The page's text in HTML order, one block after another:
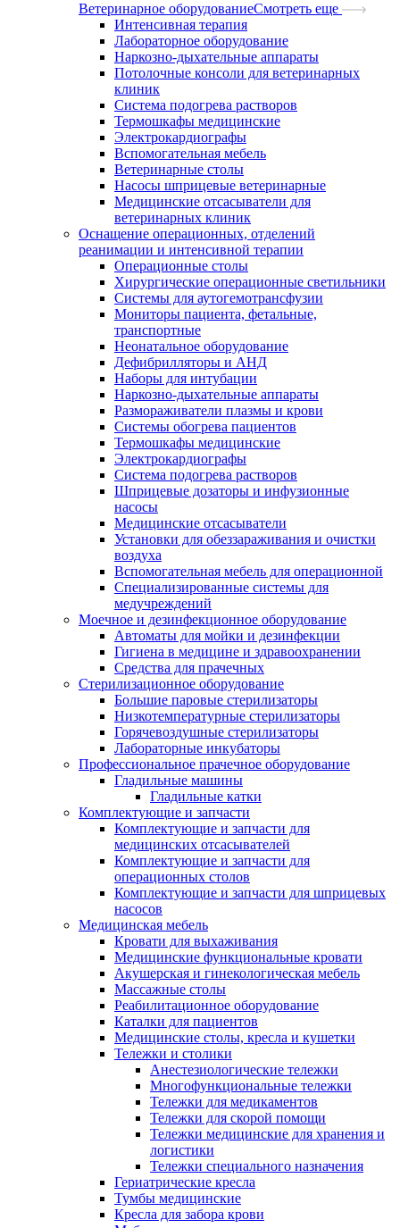
Ветеринарное оборудованиеСмотреть еще
Интенсивная терапия
Лабораторное оборудование
Наркозно-дыхательные аппараты
Потолочные консоли для ветеринарных
клиник
Система подогрева растворов
Термошкафы медицинские
Электрокардиографы
Вспомогательная мебель
Ветеринарные столы
Насосы шприцевые ветеринарные
Медицинские отсасыватели для
ветеринарных клиник
Оснащение операционных, отделений
реанимации и интенсивной терапии
Операционные столы
Хирургические операционные светильники
Системы для аутогемотрансфузии
Мониторы пациента, фетальные,
транспортные
Неонатальное оборудование
Дефибрилляторы и АНД
Наборы для интубации
Наркозно-дыхательные аппараты
Размораживатели плазмы и крови
Системы обогрева пациентов
Термошкафы медицинские
Электрокардиографы
Cистема подогрева растворов
Шприцевые дозаторы и инфузионные
насосы
Медицинские отсасыватели
Установки для обеззараживания и очистки
воздуха
Вспомогательная мебель для операционной
Специализированные системы для
медучреждений
Моечное и дезинфекционное оборудование
Автоматы для мойки и дезинфекции
Гигиена в медицине и здравоохранении
Средства для прачечных
Стерилизационное оборудование
Большие паровые стерилизаторы
Низкотемпературные стерилизаторы
Горячевоздушные стерилизаторы
Лабораторные инкубаторы
Профессиональное прачечное оборудование
Гладильные машины
Гладильные катки
Комплектующие и запчасти
Комплектующие и запчасти для
медицинских отсасывателей
Комплектующие и запчасти для
операционных столов
Комплектующие и запчасти для шприцевых
насосов
Медицинская мебель
Кровати для выхаживания
Медицинские функциональные кровати
Акушерская и гинекологическая мебель
Массажные столы
Реабилитационное оборудование
Каталки для пациентов
Медицинские столы, кресла и кушетки
Тележки и столики
Анестезиологические тележки
Многофункциональные тележки
Тележки для медикаментов
Тележки для скорой помощи
Тележки медицинские для хранения и
логистики
Тележки специального назначения
Гериатрические кресла
Тумбы медицинские
Кресла для забора крови